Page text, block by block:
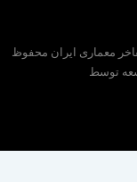
ایران محفوظ